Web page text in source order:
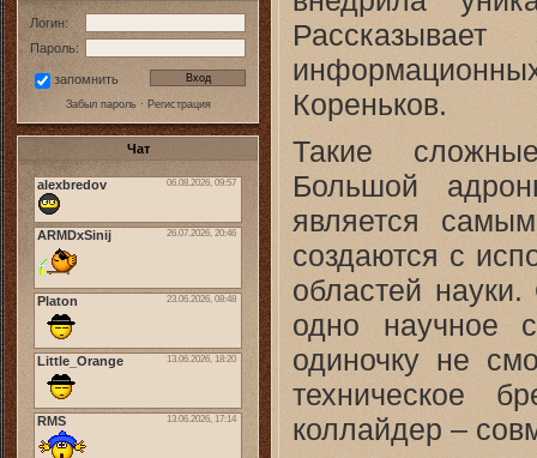
Логин:
Пароль:
запомнить
Забыл пароль· Регистрация
Чат
Рассказывает
Кореньков.
Такие
Большой
является
создаются с
областей
одно научное
одиночку не
техническое
коллайдер –